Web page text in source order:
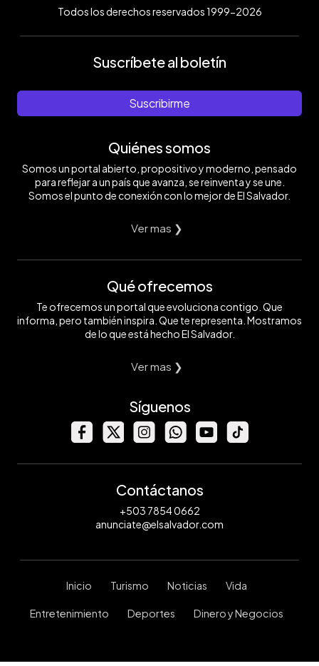
Todos los derechos reservados 1999-2026
Suscríbete al boletín
Suscribirme
Quiénes somos
Somos un portal abierto, propositivo y moderno, pensado
para reflejar a un país que avanza, se reinventa y se une.
Somos el punto de conexión con lo mejor de El Salvador.
Ver mas ❯
Qué ofrecemos
Te ofrecemos un portal que evoluciona contigo. Que
informa, pero también inspira. Que te representa. Mostramos
de lo que está hecho El Salvador.
Ver mas ❯
Síguenos
Contáctanos
+503 7854 0662
anunciate@elsalvador.com
Inicio Turismo Noticias Vida
Entretenimiento Deportes Dinero y Negocios